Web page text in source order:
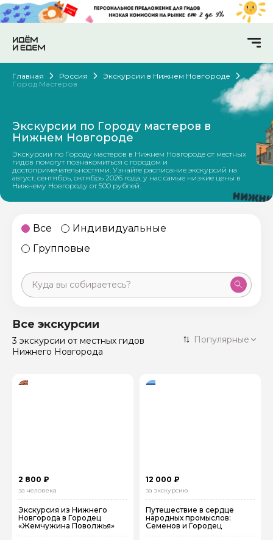
Главная Россия
Экскурсии в Нижнем Новгороде
Город Мастеров
Экскурсии по Городу мастеров в
Нижнем Новгороде
Экскурсии по Городу мастеров в Нижнем Новгороде от местных
гидов помогут познакомиться с городом и
достопримечательностями. Узнайте расписание экскурсий на
август, сентябрь, октябрь 2026 года, у нас самые низкие цены в
Нижнему Новгороду от 500 рублей.
Все
Индивидуальные
Групповые
Санкт-Петербург
Россия
50 экскурсий
Все экскурсии
3 экскурсии от местных гидов
Нижнего Новгорода
Популярные
2 800 ₽
за человека
Экскурсия из Нижнего
Новгорода в Городец
«Жемчужина Поволжья»
12 000 ₽
за экскурсию
Путешествие в сердце
народных промыслов:
Семенов и Городец